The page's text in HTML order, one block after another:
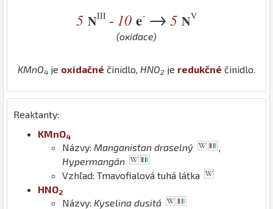
5 NIII - 10 e- → 5 NV
(oxidace)
KMnO4 je oxidačné činidlo, HNO2 je redukčné činidlo.
Reaktanty:
KMnO4
Názvy: Manganistan draselný
Hypermangán
Vzhľad: Tmavofialová tuhá látka
HNO2
Názvy: Kyselina dusitá